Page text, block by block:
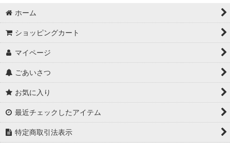
ホーム
ショッピングカート
マイページ
ごあいさつ
お気に入り
最近チェックしたアイテム
特定商取引法表示